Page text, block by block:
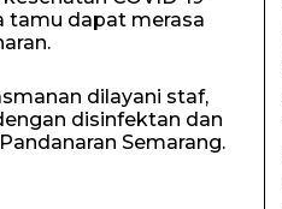
tamu dapat merasa
dilayani staf,
disinfektan dan
Semarang.